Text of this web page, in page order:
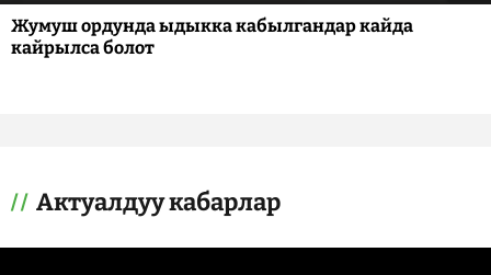
Жумуш ордунда ыдыкка кабылгандар кайда
кайрылса болот
Актуалдуу кабарлар